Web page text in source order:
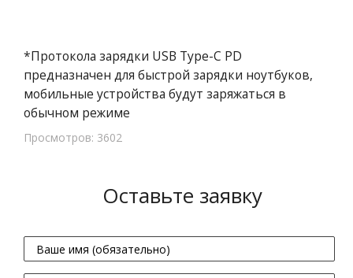
*Протокола зарядки USB Type-C PD
предназначен для быстрой зарядки ноутбуков,
мобильные устройства будут заряжаться в
обычном режиме
Просмотров: 3602
Оставьте заявку